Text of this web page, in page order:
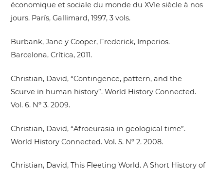
économique et sociale du monde du XVIe siècle à nos
jours. París, Gallimard, 1997, 3 vols.
Burbank, Jane y Cooper, Frederick, Imperios.
Barcelona, Crítica, 2011.
Christian, David, “Contingence, pattern, and the
Scurve in human history”. World History Connected.
Vol. 6. Nº 3. 2009.
Christian, David, “Afroeurasia in geological time”.
World History Connected. Vol. 5. Nº 2. 2008.
Christian, David, This Fleeting World. A Short History of